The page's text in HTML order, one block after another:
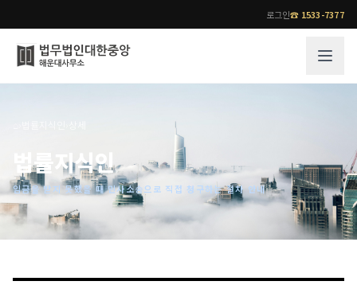
로그인☎ 1533-7377
오시는 길
통합검색
기업 인사이트
사례분석/최신동향
법률지식인
법률지식인
임금을 받지 못했을 때 민사소송으로 직접 청구하는 절차 안내